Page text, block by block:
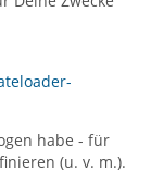
habe - für
(u. v. m.).